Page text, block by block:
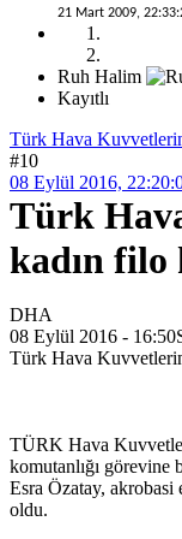
21 Mart 2009,
Ruh Halim
Kayıtlı
Türk Hava
#10
08 Eylül 2016,
Türk
kadın filo
DHA
08 Eylül 2016 -
Türk Hava
TÜRK Hava
komutanlığı görevine
Esra Özatay, akrobasi
oldu.